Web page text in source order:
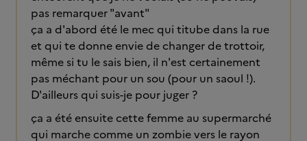
pas remarquer "avant"
ça a d'abord été le mec qui titube dans la rue
et qui te donne envie de changer de trottoir,
même si tu le sais bien, il n'est certainement
pas méchant pour un sou (pour un saoul !).
D'ailleurs qui suis-je pour juger ?
ça a été ensuite cette femme au supermarché
qui marche comme un zombie vers le rayon